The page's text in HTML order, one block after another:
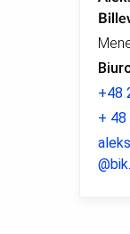
+48
+ 48